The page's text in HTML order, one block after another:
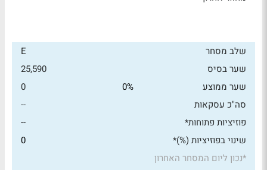
שלב מסחר
E
שער בסיס
25,590
שער ממוצע
0%
0
סה"כ עסקאות
--
פוזיציות פתוחות*
--
שינוי בפוזיציות (%)*
0
*נכון ליום המסחר האחרון